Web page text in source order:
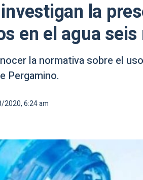
la
en el agua
la normativa sobre el
Pergamino.
2020, 6:24 am